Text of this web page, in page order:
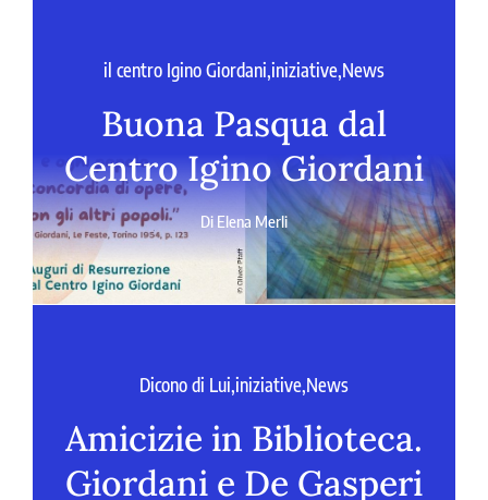
il centro Igino Giordani,iniziative,News
Buona Pasqua dal
Centro Igino Giordani
DiElena Merli
Dicono di Lui,iniziative,News
Amicizie in Biblioteca.
Giordani e De Gasperi